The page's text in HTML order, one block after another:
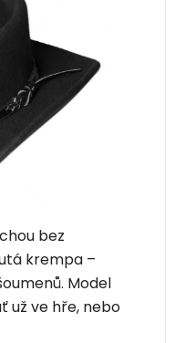
bez
krempa –
Model
už ve hře, nebo